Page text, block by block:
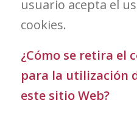
usuario acepta el
cookies.
¿Cómo se retira el
para la utilización
este sitio Web?